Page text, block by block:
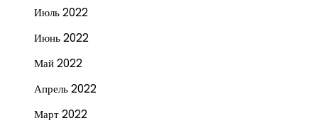
Июль 2022
Июнь 2022
Май 2022
Апрель 2022
Март 2022